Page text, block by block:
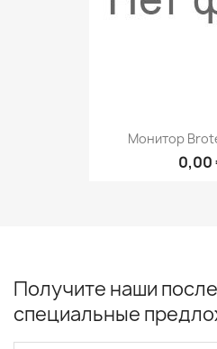
Монитор
0,00
Получите наши
специальные